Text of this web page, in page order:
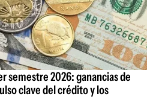
semestre 2026: ganancias de
clave del crédito y los